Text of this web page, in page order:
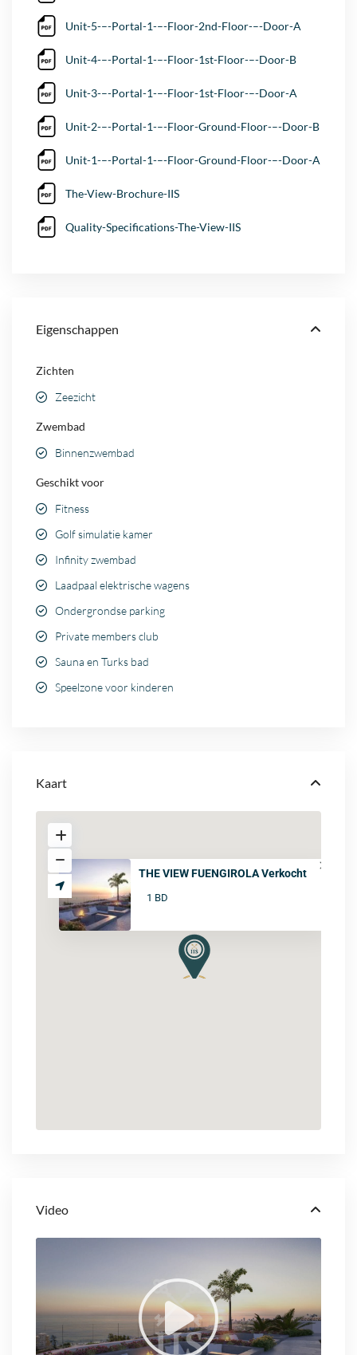
Unit-5-–-Portal-1-–-Floor-2nd-Floor-–-Door-A
Unit-4-–-Portal-1-–-Floor-1st-Floor-–-Door-B
Unit-3-–-Portal-1-–-Floor-1st-Floor-–-Door-A
Unit-2-–-Portal-1-–-Floor-Ground-Floor-–-Door-B
Unit-1-–-Portal-1-–-Floor-Ground-Floor-–-Door-A
The-View-Brochure-IIS
Quality-Specifications-The-View-IIS
Eigenschappen
Zichten
Zeezicht
Zwembad
Binnenzwembad
Geschikt voor
Fitness
Golf simulatie kamer
Infinity zwembad
Laadpaal elektrische wagens
Ondergrondse parking
Private members club
Sauna en Turks bad
Speelzone voor kinderen
Kaart
THE VIEW FUENGIROLA Verkocht
1 BD
Video